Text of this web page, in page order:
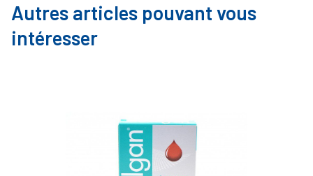
Autres articles pouvant vous
intéresser